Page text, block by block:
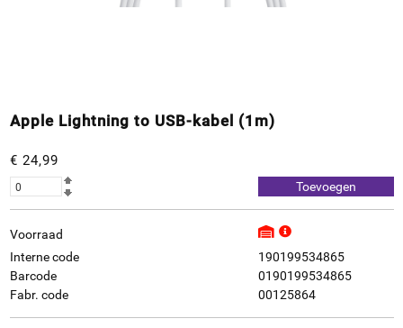
Apple Lightning to USB-kabel (1m)
€ 24,99
Voorraad
Interne code
190199534865
Barcode
0190199534865
Fabr. code
00125864